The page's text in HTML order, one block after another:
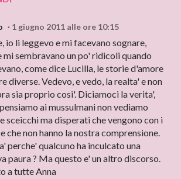
1 giugno 2011 alle ore 10:15
io li leggevo e mi facevano sognare,
mi sembravano un po' ridicoli quando
come dice Lucilla, le storie d'amore
diverse. Vedevo, e vedo, la realta' e non
sia proprio cosi'. Diciamoci la verita',
ai mussulmani non vediamo
sceicchi ma disperati che vengono con i
che non hanno la nostra comprensione.
perche' qualcuno ha inculcato una
paura ? Ma questo e' un altro discorso.
a tutte Anna